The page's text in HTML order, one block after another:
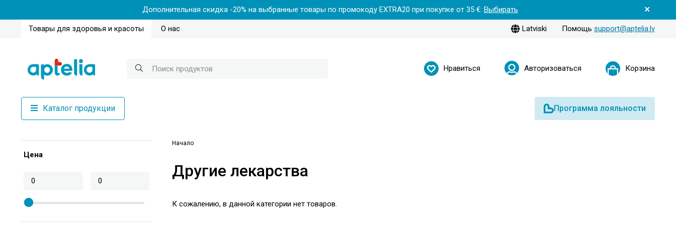
Дополнительная скидка -20% на выбранные товары по промокоду EXTRA20 при покупке от 35 €: Выбирать
Товары для здоровья и красоты О нас Latviski Помощь support@aptelia.lv
Нравиться Авторизоваться Корзина
Каталог продукции Программа лояльности
Цена
Начало
Другие лекарства
К сожалению, в данной категории нет товаров.